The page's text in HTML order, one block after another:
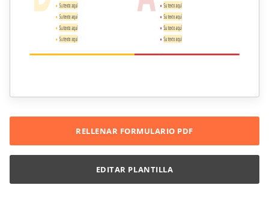
RELLENAR FORMULARIO PDF
EDITAR PLANTILLA